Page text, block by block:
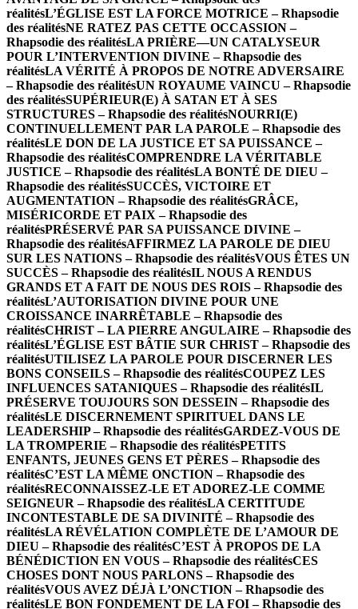
réalitésL’ÉGLISE EST LA FORCE MOTRICE – Rhapsodie
des réalitésNE RATEZ PAS CETTE OCCASSION –
Rhapsodie des réalitésLA PRIÈRE—UN CATALYSEUR
POUR L’INTERVENTION DIVINE – Rhapsodie des
réalitésLA VÉRITÉ À PROPOS DE NOTRE ADVERSAIRE
– Rhapsodie des réalitésUN ROYAUME VAINCU – Rhapsodie
des réalitésSUPÉRIEUR(E) À SATAN ET À SES
STRUCTURES – Rhapsodie des réalitésNOURRI(E)
CONTINUELLEMENT PAR LA PAROLE – Rhapsodie des
réalitésLE DON DE LA JUSTICE ET SA PUISSANCE –
Rhapsodie des réalitésCOMPRENDRE LA VÉRITABLE
JUSTICE – Rhapsodie des réalitésLA BONTÉ DE DIEU –
Rhapsodie des réalitésSUCCÈS, VICTOIRE ET
AUGMENTATION – Rhapsodie des réalitésGRÂCE,
MISÉRICORDE ET PAIX – Rhapsodie des
réalitésPRÉSERVÉ PAR SA PUISSANCE DIVINE –
Rhapsodie des réalitésAFFIRMEZ LA PAROLE DE DIEU
SUR LES NATIONS – Rhapsodie des réalitésVOUS ÊTES UN
SUCCÈS – Rhapsodie des réalitésIL NOUS A RENDUS
GRANDS ET A FAIT DE NOUS DES ROIS – Rhapsodie des
réalitésL’AUTORISATION DIVINE POUR UNE
CROISSANCE INARRÊTABLE – Rhapsodie des
réalitésCHRIST – LA PIERRE ANGULAIRE – Rhapsodie des
réalitésL’ÉGLISE EST BÂTIE SUR CHRIST – Rhapsodie des
réalitésUTILISEZ LA PAROLE POUR DISCERNER LES
BONS CONSEILS – Rhapsodie des réalitésCOUPEZ LES
INFLUENCES SATANIQUES – Rhapsodie des réalitésIL
PRÉSERVE TOUJOURS SON DESSEIN – Rhapsodie des
réalitésLE DISCERNEMENT SPIRITUEL DANS LE
LEADERSHIP – Rhapsodie des réalitésGARDEZ-VOUS DE
LA TROMPERIE – Rhapsodie des réalitésPETITS
ENFANTS, JEUNES GENS ET PÈRES – Rhapsodie des
réalitésC’EST LA MÊME ONCTION – Rhapsodie des
réalitésRECONNAISSEZ-LE ET ADOREZ-LE COMME
SEIGNEUR – Rhapsodie des réalitésLA CERTITUDE
INCONTESTABLE DE SA DIVINITÉ – Rhapsodie des
réalitésLA RÉVÉLATION COMPLÈTE DE L’AMOUR DE
DIEU – Rhapsodie des réalitésC’EST À PROPOS DE LA
BÉNÉDICTION EN VOUS – Rhapsodie des réalitésCES
CHOSES DONT NOUS PARLONS – Rhapsodie des
réalitésVOUS AVEZ DÉJÀ L’ONCTION – Rhapsodie des
réalitésLE BON FONDEMENT DE LA FOI – Rhapsodie des